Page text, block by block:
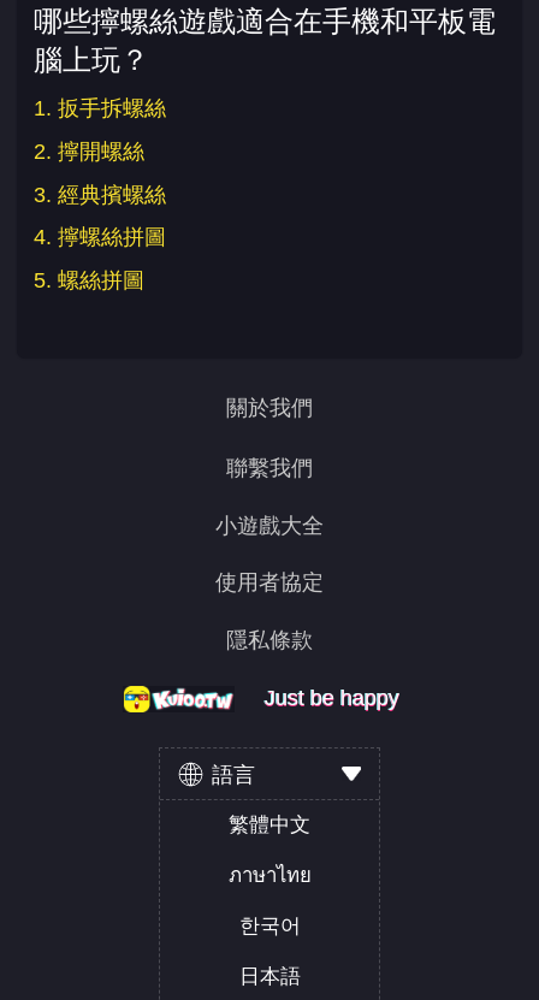
哪些擰螺絲遊戲適合在手機和平板電
腦上玩？
1. 扳手拆螺絲
2. 擰開螺絲
3. 經典擯螺絲
4. 擰螺絲拼圖
5. 螺絲拼圖
關於我們
聯繫我們
小遊戲大全
使用者協定
隱私條款
Just be happy
Just be happy
Just be happy
語言
繁體中文
ภาษาไทย
한국어
日本語